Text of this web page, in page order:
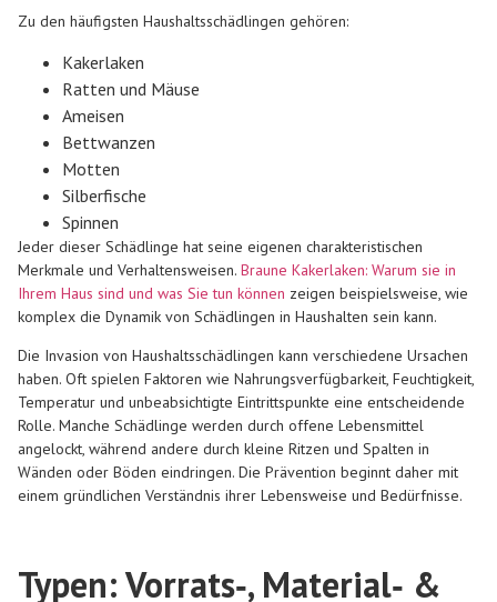
Zu den häufigsten Haushaltsschädlingen gehören:
Kakerlaken
Ratten und Mäuse
Ameisen
Bettwanzen
Motten
Silberfische
Spinnen
Jeder dieser Schädlinge hat seine eigenen charakteristischen
Merkmale und Verhaltensweisen. Braune Kakerlaken: Warum sie in
Ihrem Haus sind und was Sie tun können zeigen beispielsweise, wie
komplex die Dynamik von Schädlingen in Haushalten sein kann.
Die Invasion von Haushaltsschädlingen kann verschiedene Ursachen
haben. Oft spielen Faktoren wie Nahrungsverfügbarkeit, Feuchtigkeit,
Temperatur und unbeabsichtigte Eintrittspunkte eine entscheidende
Rolle. Manche Schädlinge werden durch offene Lebensmittel
angelockt, während andere durch kleine Ritzen und Spalten in
Wänden oder Böden eindringen. Die Prävention beginnt daher mit
einem gründlichen Verständnis ihrer Lebensweise und Bedürfnisse.
Typen: Vorrats‑, Material‑ &